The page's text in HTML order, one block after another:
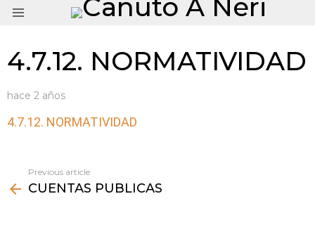
4.7.12. NORMATIVIDAD
hace 2 años
4.7.12. NORMATIVIDAD
more
Previous article
CUENTAS PUBLICAS